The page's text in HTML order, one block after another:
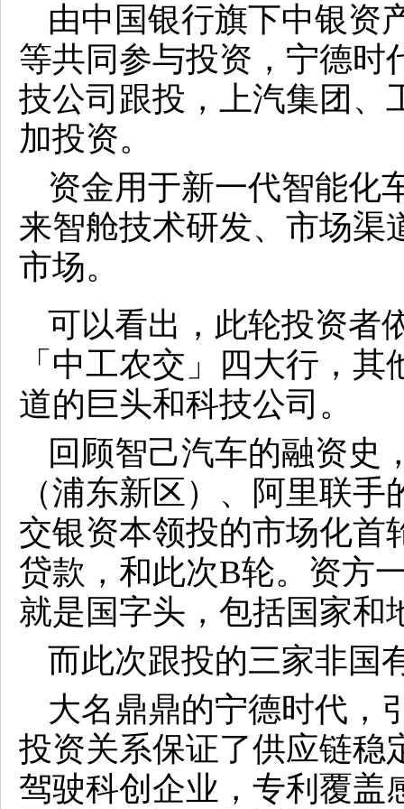
由中国银行旗下中银资
等共同参与投资，宁德时
技公司跟投，上汽集团、
加投资。
资金用于新一代智能化
来智舱技术研发、市场渠
市场。
可以看出，此轮投资者
「中工农交」四大行，
道的巨头和科技公司。
回顾智己汽车的融资史
（浦东新区）、阿里联
交银资本领投的市场化首
贷款，和此次B轮。资方
就是国字头，包括国家和
而此次跟投的三家非国
大名鼎鼎的宁德时代，
投资关系保证了供应链稳
驾驶科创企业，专利覆盖